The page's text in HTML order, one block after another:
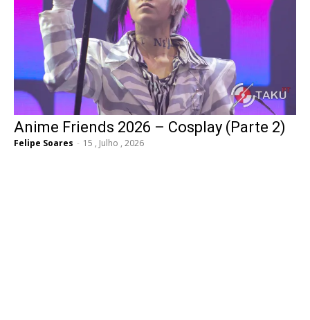
Anime Friends 2026 – Cosplay (Parte 2)
Felipe Soares - 15 , Julho , 2026